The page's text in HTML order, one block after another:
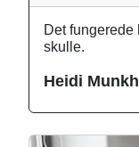
Det
skulle.
Heidi